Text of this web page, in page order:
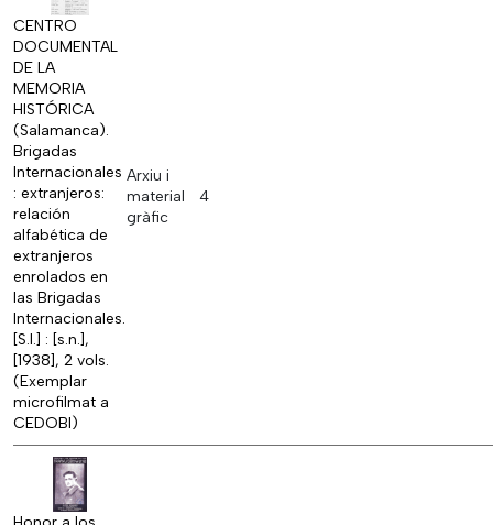
CENTRO
DOCUMENTAL
DE LA
MEMORIA
HISTÓRICA
(Salamanca).
Brigadas
Internacionales
: extranjeros:
relación
alfabética de
extranjeros
enrolados en
las Brigadas
Internacionales.
[S.l.] : [s.n.],
[1938], 2 vols.
(Exemplar
microfilmat a
CEDOBI)
Arxiu i
material
gràfic
4